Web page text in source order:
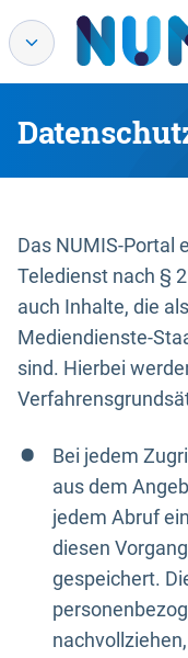
Das NUMIS-Portal
Teledienst nach §
auch Inhalte, die
Mediendienste-
sind. Hierbei
Bei jedem
aus dem
jedem Abruf
diesen
gespeichert.